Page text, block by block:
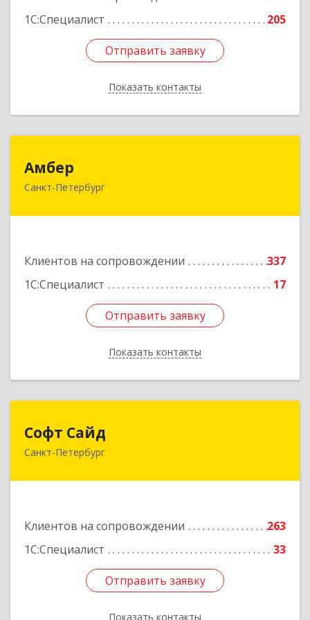
1С:Специалист
205
Отправить заявку
Показать контакты
Подробнее
Отправить заявку
Назад
Амбер
Санкт-Петербург
Клиентов на сопровождении
337
1С:Специалист
17
Отправить заявку
Показать контакты
191119, Санкт-Петербург г, Правды ул, дом №
Отправить заявку
Назад
Софт Сайд
Санкт-Петербург
Клиентов на сопровождении
263
1С:Специалист
33
Отправить заявку
Показать контакты
190020, Санкт-Петербург г, Рижский пр, дом №
Отправить заявку
Назад